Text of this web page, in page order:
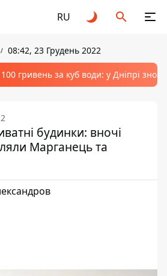
RU
08:42, 23 Грудень 2022
гривень за куб води: у Дніпрі
будинки: вночі
Марганець та